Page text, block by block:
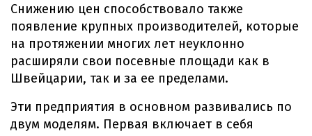
Снижению цен способствовало также
появление крупных производителей, которые
на протяжении многих лет неуклонно
расширяли свои посевные площади как в
Швейцарии, так и за ее пределами.
Эти предприятия в основном развивались по
двум моделям. Первая включает в себя